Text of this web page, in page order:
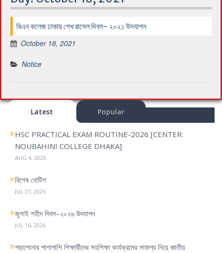
বিএন কলেজ ঢাকায় শেখ রাসেল দিবস- ২০২১ উদযাপন
October 18, 2021
Notice
Latest Popular
HSC PRACTICAL EXAM ROUTINE-2026 [CENTER:
NOUBAHINI COLLEGE DHAKA]
AUG 4, 2026
বিশেষ নোটিশ
JUL 27, 2026
জুলাই শহীদ দিবস–২০২৬ উদযাপন
JUL 16, 2026
পড়াশোনার পাশাপাশি শিক্ষার্থীদের সহশিক্ষা কার্যক্রমের সাফল্য নিয়ে জাতীয়